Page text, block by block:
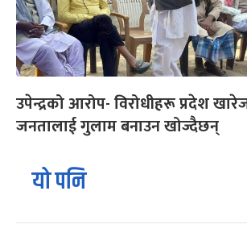
उपेन्द्रको आरोप- विरोधीहरू प्रदेश
जनतालाई गुलाम बनाउन खोज्दैछन्
यो पनि